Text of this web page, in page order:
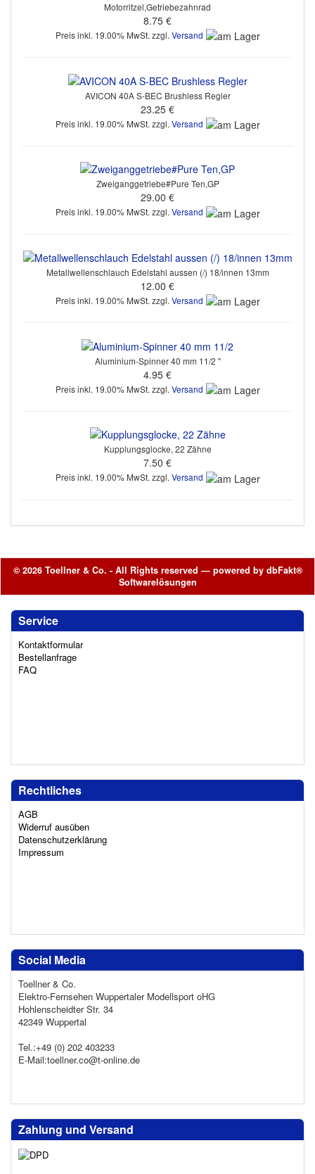
Motorritzel,Getriebezahnrad
8.75 €
Preis inkl. 19.00% MwSt. zzgl. Versand
AVICON 40A S-BEC Brushless Regler
23.25 €
Preis inkl. 19.00% MwSt. zzgl. Versand
Zweiganggetriebe#Pure Ten,GP
29.00 €
Preis inkl. 19.00% MwSt. zzgl.Versand
Metallwellenschlauch Edelstahl aussen (/) 18/innen 13mm
12.00 €
Preis inkl. 19.00% MwSt. zzgl. Versand
Aluminium-Spinner 40 mm 11/2 "
4.95 €
Preis inkl. 19.00% MwSt. zzgl. Versand
Kupplungsglocke, 22 Zähne
7.50 €
Preis inkl. 19.00% MwSt. zzgl.Versand
© 2026 Toellner & Co. - All Rights reserved — powered by dbFakt®
Softwarelösungen
Service
Kontaktformular
Bestellanfrage
FAQ
Rechtliches
AGB
Widerruf ausüben
Datenschutzerklärung
Impressum
Social Media
Toellner & Co.
Elektro-Fernsehen Wuppertaler Modellsport oHG
Hohlenscheidter Str. 34
42349 Wuppertal
Tel.:+49 (0) 202 403233
E-Mail:toellner.co@t-online.de
Zahlung und Versand